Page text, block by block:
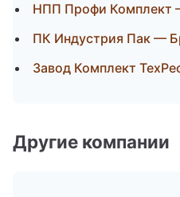
НПП Профи Комплект
ПК Индустрия Пак —
Завод Комплект
Другие компании